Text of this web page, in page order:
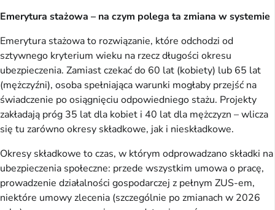
Emerytura stażowa – na czym polega ta zmiana w systemie
Emerytura stażowa to rozwiązanie, które odchodzi od
sztywnego kryterium wieku na rzecz długości okresu
ubezpieczenia. Zamiast czekać do 60 lat (kobiety) lub 65 lat
(mężczyźni), osoba spełniająca warunki mogłaby przejść na
świadczenie po osiągnięciu odpowiedniego stażu. Projekty
zakładają próg 35 lat dla kobiet i 40 lat dla mężczyzn – wlicza
się tu zarówno okresy składkowe, jak i nieskładkowe.
Okresy składkowe to czas, w którym odprowadzano składki na
ubezpieczenia społeczne: przede wszystkim umowa o pracę,
prowadzenie działalności gospodarczej z pełnym ZUS-em,
niektóre umowy zlecenia (szczególnie po zmianach w 2026